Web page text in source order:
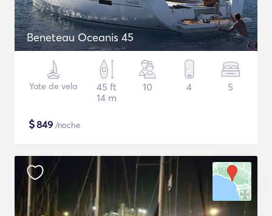
Beneteau Oceanis 45
Yate de vela
45 ft
14 m
10 4 5
$849 /noche